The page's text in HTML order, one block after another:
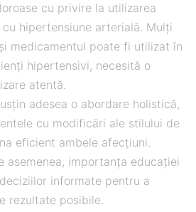
cu privire la utilizarea
hipertensiune arterială. Mulți
medicamentul poate fi utilizat în
hipertensivi, necesită o
atentă.
adesea o abordare holistică,
cu modificări ale stilului de
eficient ambele afecțiuni.
asemenea, importanța educației
informate pentru a
rezultate posibile.